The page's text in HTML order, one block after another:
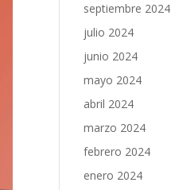
septiembre 2024
julio 2024
junio 2024
mayo 2024
abril 2024
marzo 2024
febrero 2024
enero 2024